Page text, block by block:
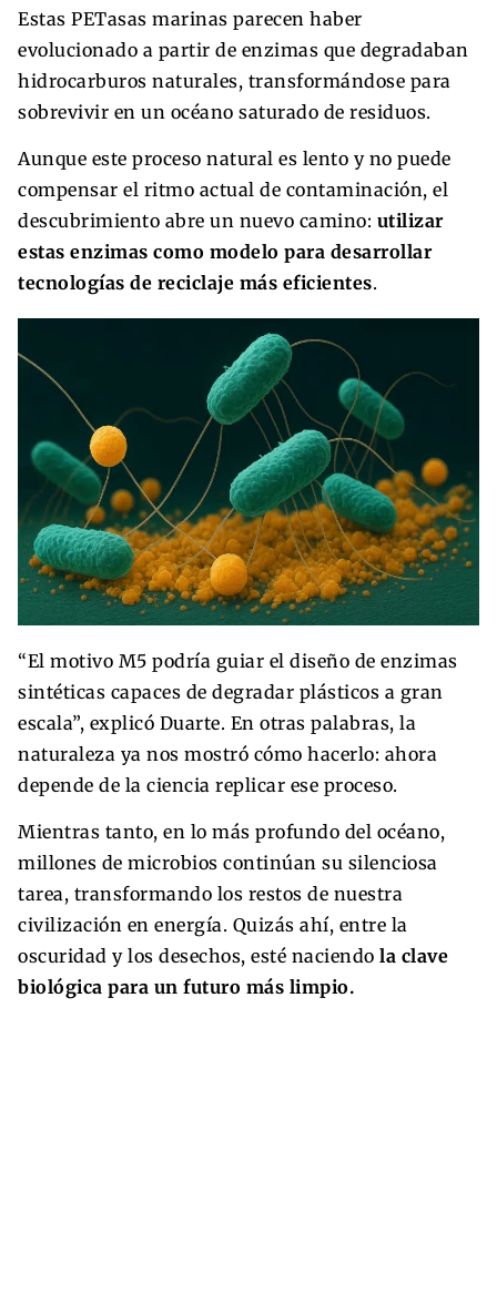
Estas PETasas marinas parecen haber
evolucionado a partir de enzimas que degradaban
hidrocarburos naturales, transformándose para
sobrevivir en un océano saturado de residuos.
Aunque este proceso natural es lento y no puede
compensar el ritmo actual de contaminación, el
descubrimiento abre un nuevo camino: utilizar
estas enzimas como modelo para desarrollar
tecnologías de reciclaje más eficientes.
“El motivo M5 podría guiar el diseño de enzimas
sintéticas capaces de degradar plásticos a gran
escala”, explicó Duarte. En otras palabras, la
naturaleza ya nos mostró cómo hacerlo: ahora
depende de la ciencia replicar ese proceso.
Mientras tanto, en lo más profundo del océano,
millones de microbios continúan su silenciosa
tarea, transformando los restos de nuestra
civilización en energía. Quizás ahí, entre la
oscuridad y los desechos, esté naciendo la clave
biológica para un futuro más limpio.